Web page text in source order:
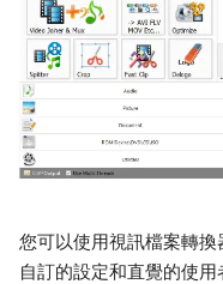
您可以使用視訊檔案轉
自訂的設定和直覺的使